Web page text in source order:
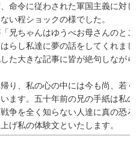
命令に従わされた軍国主義に対
い程ショックの様でした。
兄ちゃんはゆうべお母さんのと
し私達に夢の話をしてくれま
た大きな記事に皆が絶句しなが
り、私の心の中には今も尚、若
ます。五十年前の兄の手紙は私
争を全く知らない人達に真の恐
げ私の体験文といたします。